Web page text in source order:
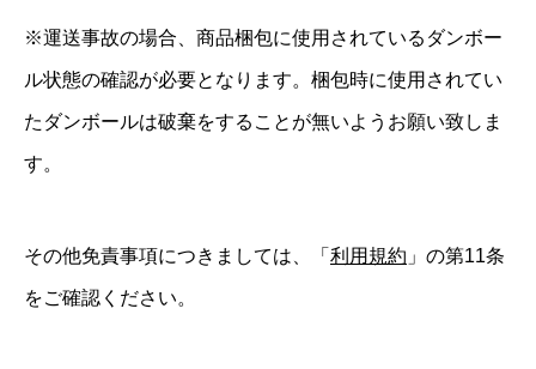
※運送事故の場合、商品梱包に使用されているダンボー
ル状態の確認が必要となります。梱包時に使用されてい
たダンボールは破棄をすることが無いようお願い致しま
す。
その他免責事項につきましては、「 利用規約 」の第11条
をご確認ください。